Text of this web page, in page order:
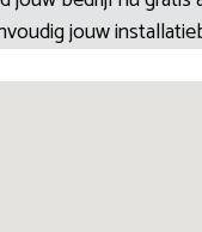
jouw